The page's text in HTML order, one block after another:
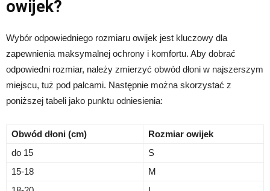
owijek?
Wybór odpowiedniego rozmiaru owijek jest kluczowy dla
zapewnienia maksymalnej ochrony i komfortu. Aby dobrać
odpowiedni rozmiar, należy zmierzyć obwód dłoni w najszerszym
miejscu, tuż pod palcami. Następnie można skorzystać z
poniższej tabeli jako punktu odniesienia:
Obwód dłoni (cm)
Rozmiar owijek
do 15
S
15-18
M